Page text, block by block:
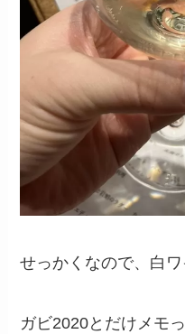
せっかくなので、白
ガビ2020とだけメモっ